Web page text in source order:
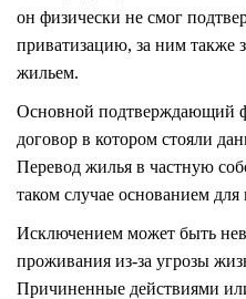
он физически не смог
приватизацию, за ним также
жильем.
Основной подтверждающий
договор в котором стояли
Перевод жилья в частную
таком случае основанием для
Исключением может быть
проживания из-за угрозы
Причиненные действиями